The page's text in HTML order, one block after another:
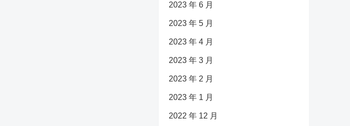
2023 年 6 月
2023 年 5 月
2023 年 4 月
2023 年 3 月
2023 年 2 月
2023 年 1 月
2022 年 12 月